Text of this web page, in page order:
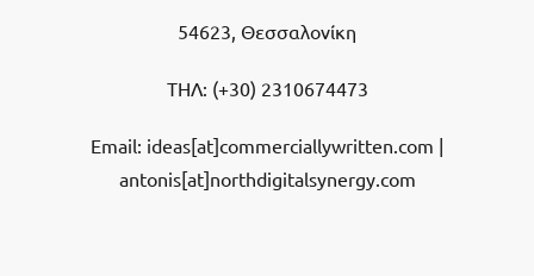
54623, Θεσσαλονίκη
ΤΗΛ: (+30) 2310674473
Email: ideas[at]commerciallywritten.com |
antonis[at]northdigitalsynergy.com